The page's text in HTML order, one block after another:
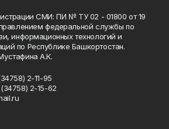
СМИ: ПИ № ТУ 02 - 01800 от 19
федеральной службы по
информационных технологий и
по Республике Башкортостан.
А.К.
2-11-95
2-15-62